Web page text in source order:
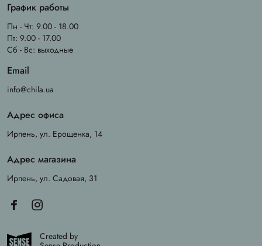
График работы
Пн - Чт: 9.00 - 18.00
Пт: 9.00 - 17.00
Сб - Вс: выходные
Email
info@chila.ua
Адрес офиса
Ирпень, ул. Ерощенка, 14
Адрес магазина
Ирпень, ул. Садовая, 31
Created by